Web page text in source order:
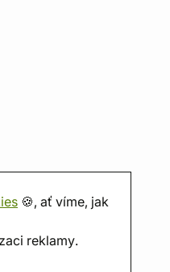
🍪, ať víme, jak
reklamy.